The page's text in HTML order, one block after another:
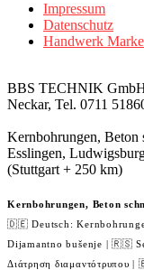
Impressum
Datenschutz
Handwerk
BBS TECHNIK GmbH
Neckar, Tel. 0711
Kernbohrungen, Beton
Esslingen,
(Stuttgart + 250 km)
Kernbohrungen, Beton
🇩🇪 Deutsch:
Dijamantno bušenje | 🇷🇸
Διάτρηση